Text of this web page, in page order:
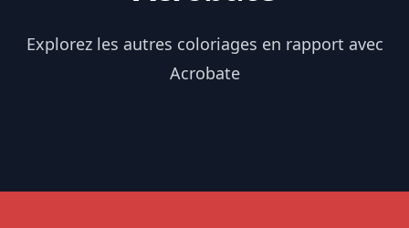
Explorez les autres coloriages en rapport avec
Acrobate